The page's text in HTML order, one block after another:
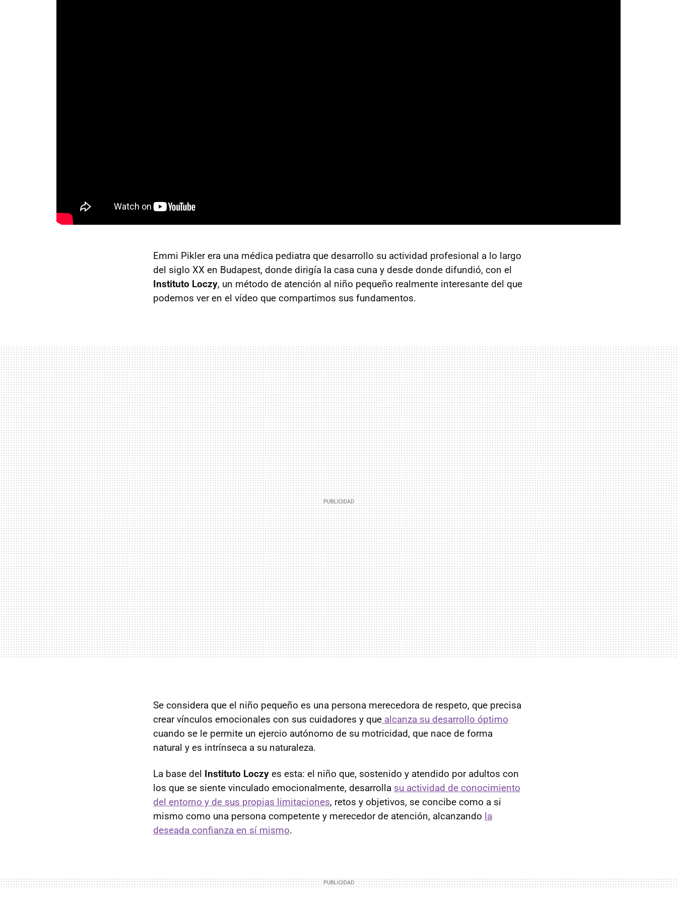
Emmi Pikler era una médica pediatra que desarrollo su actividad profesional a lo largo
del siglo XX en Budapest, donde dirigía la casa cuna y desde donde difundió, con el
Instituto Loczy, un método de atención al niño pequeño realmente interesante del que
podemos ver en el vídeo que compartimos sus fundamentos.
Se considera que el niño pequeño es una persona merecedora de respeto, que precisa
crear vínculos emocionales con sus cuidadores y que alcanza su desarrollo óptimo
cuando se le permite un ejercio autónomo de su motricidad, que nace de forma
natural y es intrínseca a su naturaleza.
La base del Instituto Loczy es esta: el niño que, sostenido y atendido por adultos con
los que se siente vinculado emocionalmente, desarrolla su actividad de conocimiento
del entorno y de sus propias limitaciones, retos y objetivos, se concibe como a si
mismo como una persona competente y merecedor de atención, alcanzando la
deseada confianza en sí mismo.